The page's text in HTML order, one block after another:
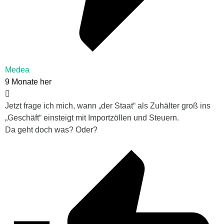
Medea
9 Monate her
Jetzt frage ich mich, wann „der Staat“ als Zuhälter groß ins
„Geschäft“ einsteigt mit Importzöllen und Steuern.
Da geht doch was? Oder?